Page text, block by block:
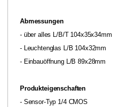
Abmessungen
- über alles L/B/T 104x35x34mm
- Leuchtenglas L/B 104x32mm
- Einbauöffnung L/B 89x28mm
Produkteigenschaften
- Sensor-Typ 1/4 CMOS